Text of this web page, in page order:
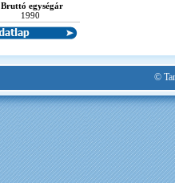
Bruttó egységár
1990
©